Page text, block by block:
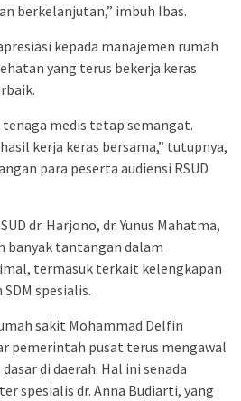
berkelanjutan,” imbuh Ibas.
kepada manajemen rumah
yang terus bekerja keras
medis tetap semangat.
kerja keras bersama,” tutupnya,
para peserta audiensi RSUD
dr. Harjono, dr. Yunus Mahatma,
banyak tantangan dalam
termasuk terkait kelengkapan
spesialis.
sakit Mohammad Delfin
pemerintah pusat terus mengawal
di daerah. Hal ini senada
spesialis dr. Anna Budiarti, yang